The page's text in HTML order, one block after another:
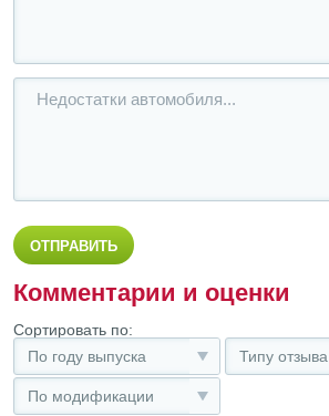
Комментарии и оценки
Сортировать по:
По году выпуска
Типу отзыва
По модификации